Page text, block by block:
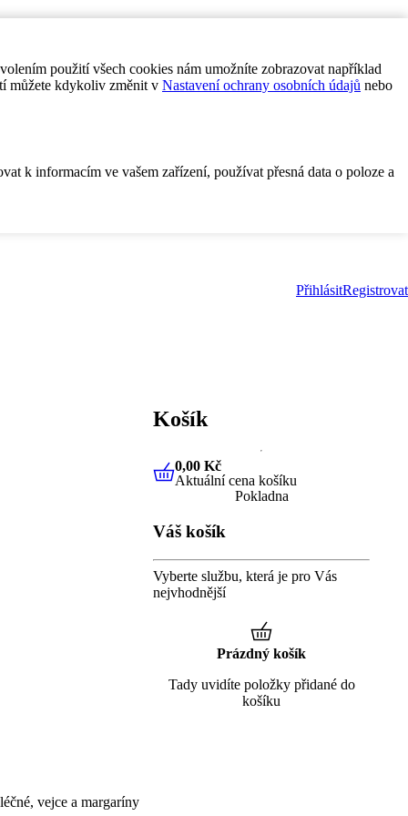
použití všech cookies nám umožníte zobrazovat například
můžete kdykoliv změnit v Nastavení ochrany osobních údajů nebo
k informacím ve vašem zařízení, používat přesná data o poloze a
PřihlásitRegistrovat
vejce a margaríny
Košík
0,00 KčAktuální cena košíku
0,00 Kč
Aktuální cena košíku
Pokladna
Váš košík
Vyberte službu, která je pro Vás
nejvhodnější
Prázdný košík
Tady uvidíte položky přidané do
košíku